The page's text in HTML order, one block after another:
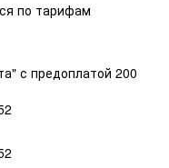
по тарифам
с предоплатой 200